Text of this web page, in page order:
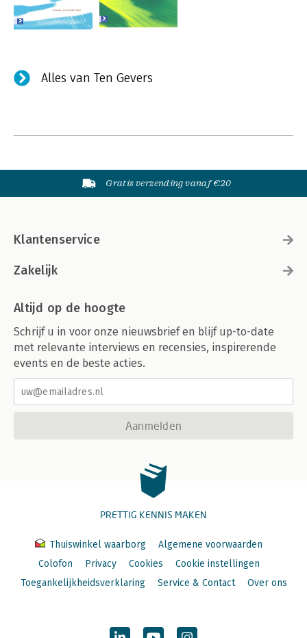
Alles van Ten Gevers
Gratis verzending vanaf €20
Klantenservice
Zakelijk
Altijd op de hoogte
Schrijf u in voor onze nieuwsbrief en blijf up-to-date
met relevante interviews en recensies, inspirerende
events en de beste acties.
Aanmelden
PRETTIG KENNIS MAKEN
Thuiswinkel waarborg
Algemene voorwaarden
Colofon
Privacy Cookies
Cookie instellingen
Toegankelijkheidsverklaring
Service & Contact Over ons